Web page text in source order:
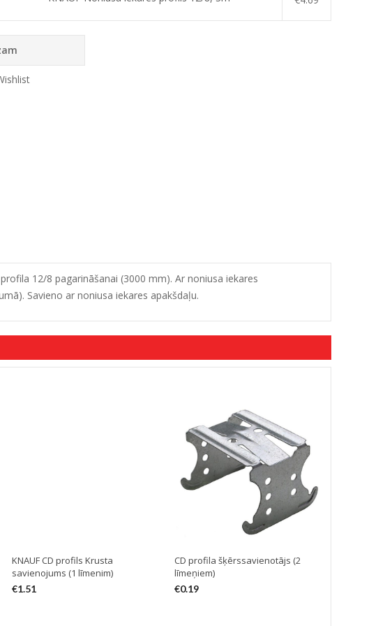
12/8 pagarināšanai (3000 mm). Ar noniusa iekares
Savieno ar noniusa iekares apakšdaļu.
KNAUF CD profils Krusta
savienojums (1 līmenim)
€1.51
CD profila šķērssavienotājs (2
līmeņiem)
€0.19